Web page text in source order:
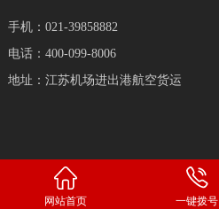
手机：021-39858882
电话：400-099-8006
地址：江苏机场进出港航空货运
网站首页 一键拨号